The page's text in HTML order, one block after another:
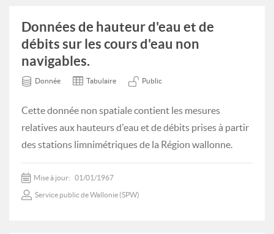
Données de hauteur d'eau et de
débits sur les cours d'eau non
navigables.
Donnée Tabulaire Public
Cette donnée non spatiale contient les mesures
relatives aux hauteurs d'eau et de débits prises à partir
des stations limnimétriques de la Région wallonne.
Mise à jour: 01/01/1967
Service public de Wallonie (SPW)